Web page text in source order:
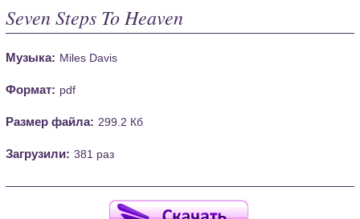
Seven Steps To Heaven
Музыка: Miles Davis
Формат: pdf
Размер файла: 299.2 Кб
Загрузили: 381 раз